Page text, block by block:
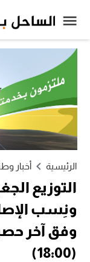
الرئيسية أخبار
التوزيع
ونِسب
وفق آخر
(18:00)